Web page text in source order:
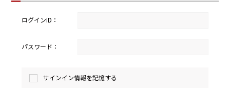
メソドロジー
研修・セミナー
ログインID：
パスワード：
サインイン情報を記憶する